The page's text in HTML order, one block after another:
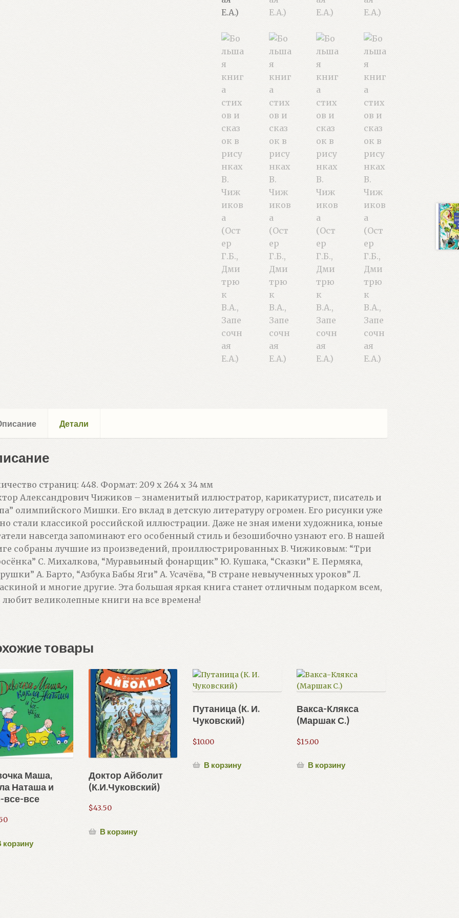
Детали
страниц: 448. Формат: 209 х 264 x 34 мм
Александрович Чижиков – знаменитый иллюстратор, карикатурист, писатель и
олимпийского Мишки. Его вклад в детскую литературу огромен. Его рисунки уже
стали классикой российской иллюстрации. Даже не зная имени художника, юные
навсегда запоминают его особенный стиль и безошибочно узнают его. В нашей
собраны лучшие из произведений, проиллюстрированных В. Чижиковым: “Три
С. Михалкова, “Муравьиный фонарщик” Ю. Кушака, “Сказки” Е. Пермяка,
А. Барто, “Азбука Бабы Яги” А. Усачёва, “В стране невыученных уроков” Л.
и многие другие. Эта большая яркая книга станет отличным подарком всем,
любит великолепные книги на все времена!
товары
Маша,
Наташа и
все-все
корзину
Доктор Айболит
(К.И.Чуковский)
$43.50
В корзину
Путаница (К. И.
Чуковский)
$10.00
В корзину
Вакса-Клякса
(Маршак С.)
$15.00
В корзину